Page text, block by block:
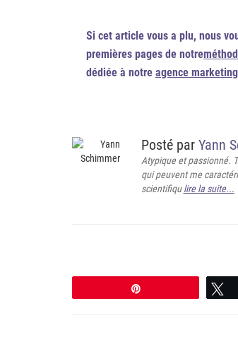
Si cet article vous a plu, nous
premières pages de notre
dédiée à notre agence
Posté par Yann
Atypique et passionné.
qui peuvent me
scientifiqulire la suite...